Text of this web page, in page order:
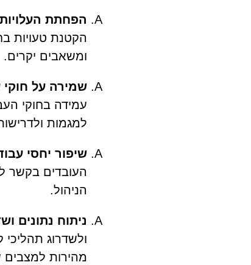
הפחתת
הקטנת טעויות
ומשאבים יקרים.
שמירה על חוקי
עמידה בחוקי
למגמות
שיפור יחסי
העובדים בקשר
הניהול.
ניתוח נתונים
ולשדרוג
מהירות למצבים